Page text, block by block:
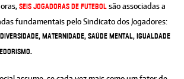
seis jogadoras de futebol são associadas a
fundamentais pelo Sindicato dos Jogadores:
maternidade, saúde mental, igualdade